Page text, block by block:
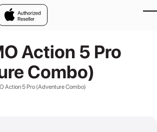
Action 5 Pro
Combo)
Action 5 Pro (Adventure Combo)